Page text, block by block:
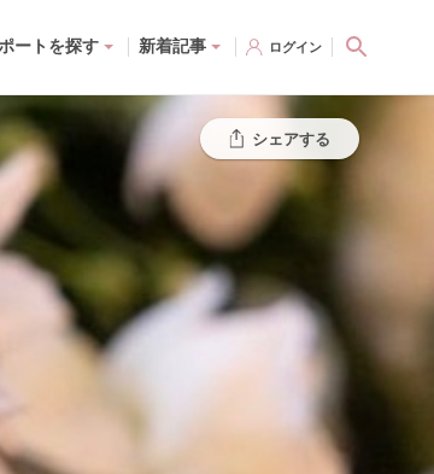
ートを探す 新着記事 ログイン
シェアする